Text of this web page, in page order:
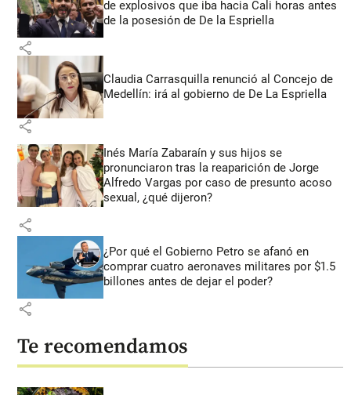
de explosivos que iba hacia Cali horas antes
de la posesión de De la Espriella
share
Claudia Carrasquilla renunció al Concejo de
Medellín: irá al gobierno de De La Espriella
share
Inés María Zabaraín y sus hijos se
pronunciaron tras la reaparición de Jorge
Alfredo Vargas por caso de presunto acoso
sexual, ¿qué dijeron?
share
¿Por qué el Gobierno Petro se afanó en
comprar cuatro aeronaves militares por $1.5
billones antes de dejar el poder?
share
Te recomendamos